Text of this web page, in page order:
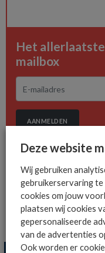
Het
mailbox
AANMELDEN
MEER SECURITY NIEUWS
Deze website
Wij gebruiken
gebruikerservaring te
cookies om jouw
plaatsen wij cookies
gepersonaliseerde
van de advertenties
Ook worden er